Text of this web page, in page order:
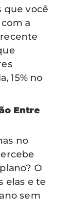
que você
a
15% no
Entre
no
O
elas e te
sem